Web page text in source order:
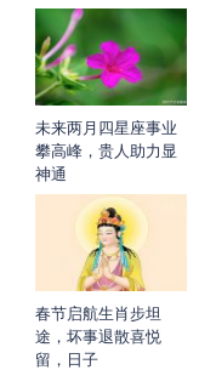
未来两月四星座事业
攀高峰，贵人助力显
神通
春节启航生肖步坦
途，坏事退散喜悦
留，日子